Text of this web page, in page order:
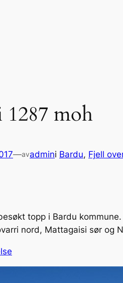
1287 moh
—avadmini Bardu, Fjell
topp i Bardu
nord, Mattagaisi sør og